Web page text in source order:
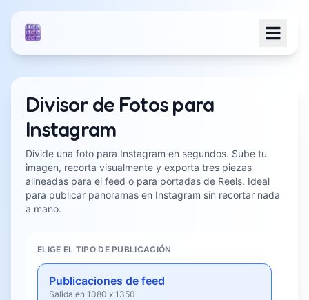
Divisor de Fotos para
Instagram
Divide una foto para Instagram en segundos. Sube tu
imagen, recorta visualmente y exporta tres piezas
alineadas para el feed o para portadas de Reels. Ideal
para publicar panoramas en Instagram sin recortar nada
a mano.
ELIGE EL TIPO DE PUBLICACIÓN
Publicaciones de feed
Salida en 1080 x 1350